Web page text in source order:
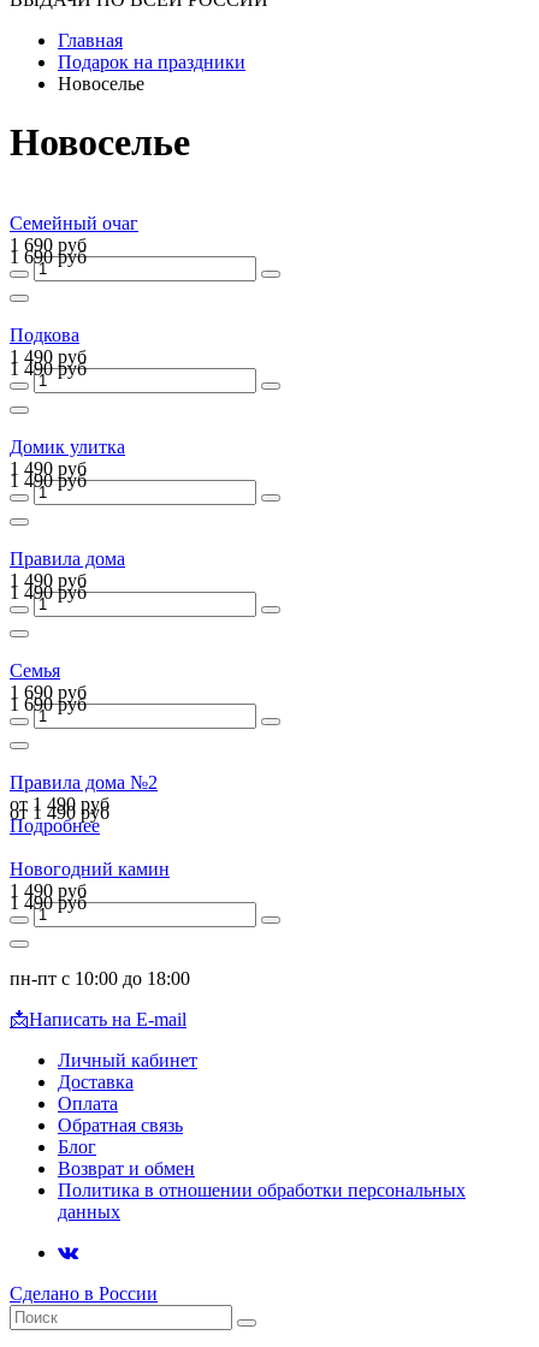
Главная
Подарок на праздники
Новоселье
Новоселье
Семейный очаг
1 690 руб
1 690 руб
Подкова
1 490 руб
1 490 руб
Домик улитка
1 490 руб
1 490 руб
Правила дома
1 490 руб
1 490 руб
Семья
1 690 руб
1 690 руб
Правила дома №2
от 1 490 руб
от 1 490 руб
Подробнее
Новогодний камин
1 490 руб
1 490 руб
пн-пт с 10:00 до 18:00
📩Написать на E-mail
Личный кабинет
Доставка
Оплата
Обратная связь
Блог
Возврат и обмен
Политика в отношении обработки персональных
данных
Сделано в России